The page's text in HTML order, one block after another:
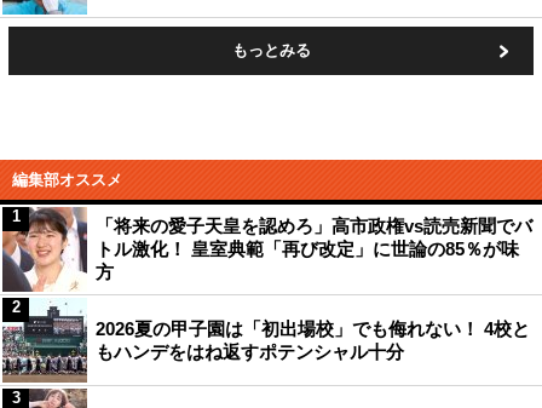
もっとみる
編集部オススメ
「将来の愛子天皇を認めろ」高市政権vs読売新聞でバ
トル激化！ 皇室典範「再び改定」に世論の85％が味
方
1
2026夏の甲子園は「初出場校」でも侮れない！ 4校と
もハンデをはね返すポテンシャル十分
2
3